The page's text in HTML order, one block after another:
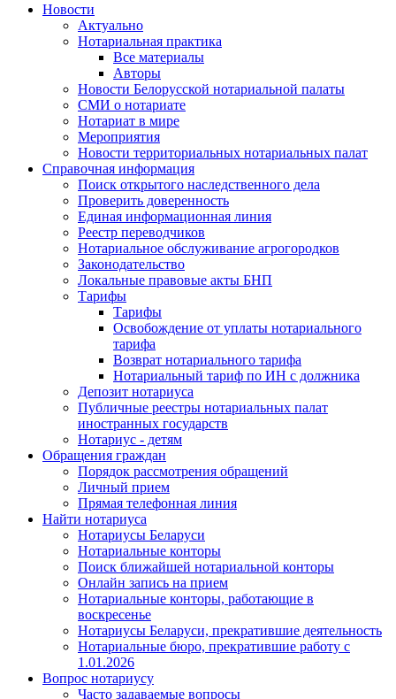
Новости
Актуально
Нотариальная практика
Все материалы
Авторы
Новости Белорусской нотариальной палаты
СМИ о нотариате
Нотариат в мире
Мероприятия
Новости территориальных нотариальных палат
Справочная информация
Поиск открытого наследственного дела
Проверить доверенность
Единая информационная линия
Реестр переводчиков
Нотариальное обслуживание агрогородков
Законодательство
Локальные правовые акты БНП
Тарифы
Тарифы
Освобождение от уплаты нотариального
тарифа
Возврат нотариального тарифа
Нотариальный тариф по ИН с должника
Депозит нотариуса
Публичные реестры нотариальных палат
иностранных государств
Нотариус - детям
Обращения граждан
Порядок рассмотрения обращений
Личный прием
Прямая телефонная линия
Найти нотариуса
Нотариусы Беларуси
Нотариальные конторы
Поиск ближайшей нотариальной конторы
Онлайн запись на прием
Нотариальные конторы, работающие в
воскресенье
Нотариусы Беларуси, прекратившие деятельность
Нотариальные бюро, прекратившие работу с
1.01.2026
Вопрос нотариусу
Часто задаваемые вопросы